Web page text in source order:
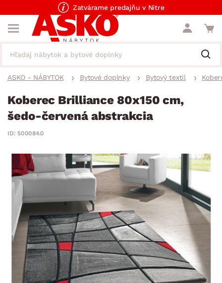
Zatvárame predajňu v Nitre
ASKO - NÁBYTOK Bytové doplnky Bytový textil
Koberec Brilliance 80x150 cm,
šedo-červená abstrakcia
ID: 500084.0